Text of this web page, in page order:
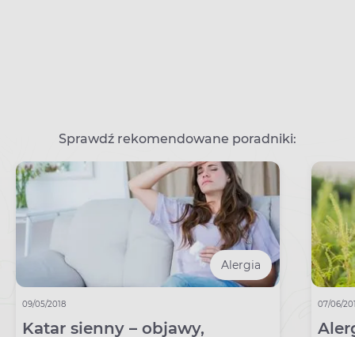
Sprawdź rekomendowane poradniki:
Alergia
09/05/2018
Katar sienny – objawy,
07/06/